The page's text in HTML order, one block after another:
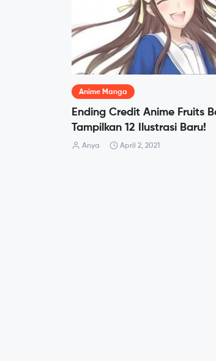
Anime Manga
Ending Credit Anime Fruits
Tampilkan 12 Ilustrasi Baru!
Anya April 2, 2021